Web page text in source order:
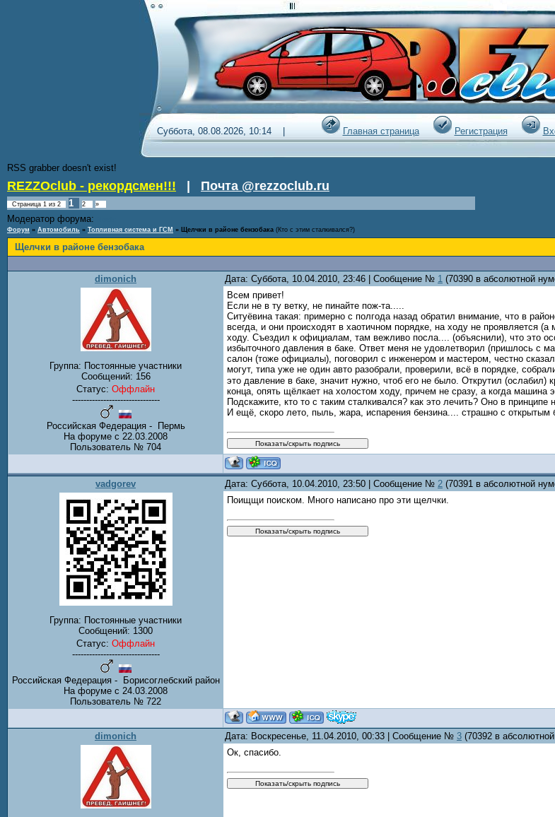
Суббота, 08.08.2026, 10:14 | Главная страница Регистрация
RSS grabber doesn't exist!
REZZOclub - рекордсмен!!! Почта @rezzoclub.ru
Страница 1 из 2 1 2 »
Модератор форума:
Форум » Автомобиль » Топливная система и ГСМ » Щелчки в районе бензобака (Кто с этим сталкивался?)
Щелчки в районе бензобака
dimonich Дата: Суббота, 10.04.2010, 23:46 | Сообщение № 1 (70390 в абсолютной
Группа: Постоянные участники
Сообщений: 156
Статус: Оффлайн
-------------------------------
Российская Федерация - Пермь
На форуме с 22.03.2008
Пользователь № 704
Всем привет!
Если не в ту ветку, не пинайте пож-та.....
Ситуёвина такая: примерно с полгода назад обратил внимание, что в
всегда, и они происходят в хаотичном порядке, на ходу не проявляется
ходу. Съездил к официалам, там вежливо посла.... (объяснили), что это
избыточного давления в баке. Ответ меня не удовлетворил (пришлось с
салон (тоже официалы), поговорил с инженером и мастером, честно
могут, типа уже не один авто разобрали, проверили, всё в порядке,
это давление в баке, значит нужно, чтоб его не было. Открутил
конца, опять щёлкает на холостом ходу, причем не сразу, а когда машина
Подскажите, кто то с таким сталкивался? как это лечить? Оно в
И ещё, скоро лето, пыль, жара, испарения бензина.... страшно с открытым
vadgorev Дата: Суббота, 10.04.2010, 23:50 | Сообщение № 2 (70391 в абсолютной
Группа: Постоянные участники
Сообщений: 1300
Статус: Оффлайн
-------------------------------
Российская Федерация - Борисоглебский район
На форуме с 24.03.2008
Пользователь № 722
Поищщи поиском. Много написано про эти щелчки.
dimonich Дата: Воскресенье, 11.04.2010, 00:33 | Сообщение № 3 (70392 в
Ок, спасибо.